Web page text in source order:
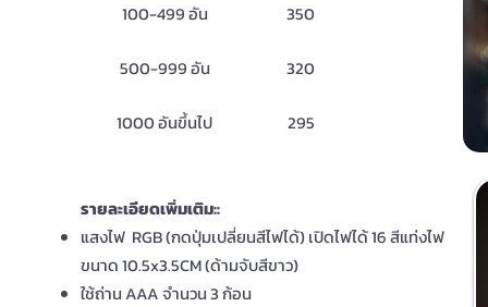
100-499 อัน 350
500-999 อัน 320
1000 อันขึ้นไป 295
รายละเอียดเพิ่มเติม::
แสงไฟ RGB (กดปุ่มเปลี่ยนสีไฟได้) เปิดไฟได้ 16 สีแท่งไฟ
ขนาด 10.5x3.5CM (ด้ามจับสีขาว)
ใช้ถ่าน AAA จำนวน 3 ก้อน